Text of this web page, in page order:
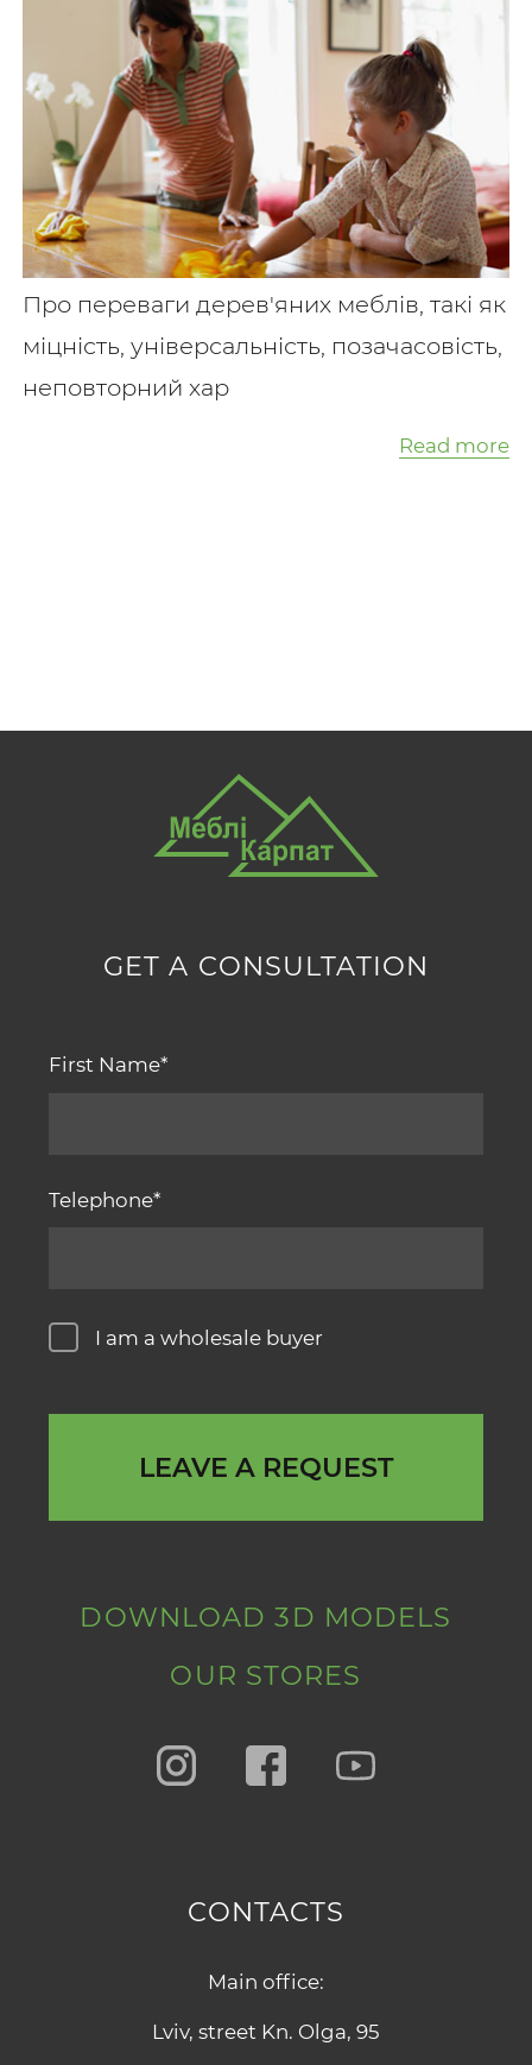
Про переваги дерев'яних меблів, такі як
міцність, універсальність, позачасовість,
неповторний хар
Read more
CONTACTS
Main office:
Lviv, street Kn. Olga, 95
DOWNLOAD 3D MODELS
OUR STORES
GET A CONSULTATION
First Name
Telephone
I am a wholesale buyer
LEAVE A REQUEST